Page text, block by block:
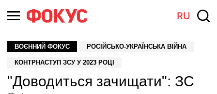
RU
ВОЄННИЙ ФОКУС РОСІЙСЬКО-УКРАЇНСЬКА ВІЙНА
КОНТРНАСТУП ЗСУ У 2023 РОЦІ
"Доводиться зачищати": ЗС